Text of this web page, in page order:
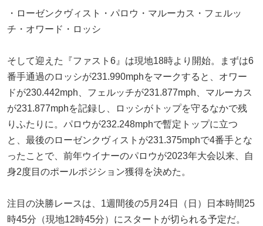
・ローゼンクヴィスト・パロウ・マルーカス・フェルッ
チ・オワード・ロッシ
そして迎えた『ファスト6』は現地18時より開始。まずは6
番手通過のロッシが231.990mphをマークすると、オワー
ドが230.442mph、フェルッチが231.877mph、マルーカス
が231.877mphを記録し、ロッシがトップを守るなかで残
りふたりに。パロウが232.248mphで暫定トップに立つ
と、最後のローゼンクヴィストが231.375mphで4番手とな
ったことで、前年ウイナーのパロウが2023年大会以来、自
身2度目のポールポジション獲得を決めた。
注目の決勝レースは、1週間後の5月24日（日）日本時間25
時45分（現地12時45分）にスタートが切られる予定だ。